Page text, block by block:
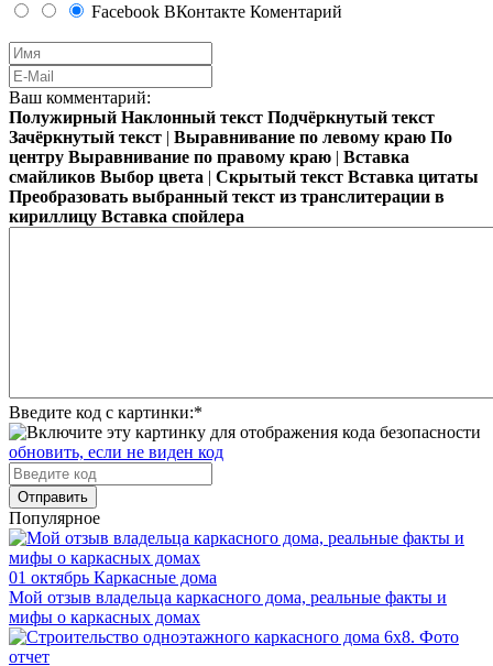
Facebook ВКонтакте Коментарий
Ваш комментарий:
Полужирный Наклонный текст Подчёркнутый текст
Зачёркнутый текст | Выравнивание по левому краю По
центру Выравнивание по правому краю | Вставка
смайликов Выбор цвета | Скрытый текст Вставка цитаты
Преобразовать выбранный текст из транслитерации в
кириллицу Вставка спойлера
Введите код с картинки:*
обновить, если не виден код
Отправить
Популярное
01 октябрь Каркасные дома
Мой отзыв владельца каркасного дома, реальные факты и
мифы о каркасных домах